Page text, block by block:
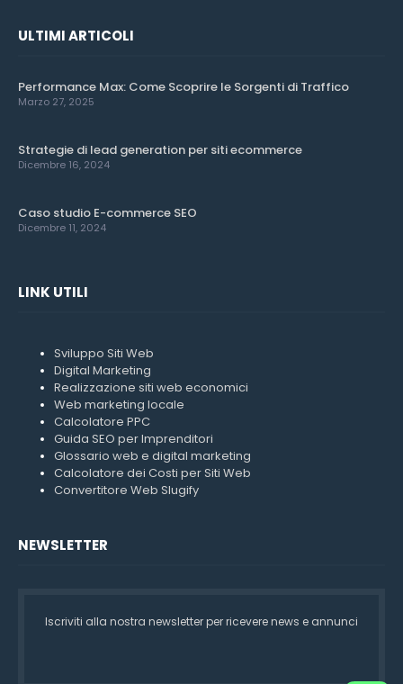
ULTIMI ARTICOLI
Performance Max: Come Scoprire le Sorgenti di Traffico
Marzo 27, 2025
Strategie di lead generation per siti ecommerce
Dicembre 16, 2024
Caso studio E-commerce SEO
Dicembre 11, 2024
LINK UTILI
Sviluppo Siti Web
Digital Marketing
Realizzazione siti web economici
Web marketing locale
Calcolatore PPC
Guida SEO per Imprenditori
Glossario web e digital marketing
Calcolatore dei Costi per Siti Web
Convertitore Web Slugify
NEWSLETTER
Iscriviti alla nostra newsletter per ricevere news e annunci